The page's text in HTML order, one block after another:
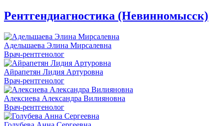
Рентгендиагностика (Невинномысск)
Адельшаева Элина Мирсалевна
Врач-рентгенолог
Айрапетян Лидия Артуровна
Врач-рентгенолог
Алексиева Александра Вилияновна
Врач-рентгенолог